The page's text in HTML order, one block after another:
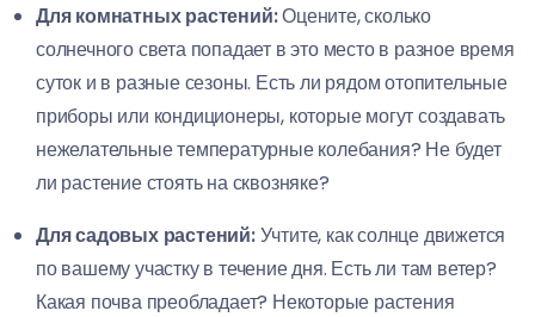
Для комнатных растений:Оцените, сколько
солнечного света попадает в это место в разное время
суток и в разные сезоны. Есть ли рядом отопительные
приборы или кондиционеры, которые могут создавать
нежелательные температурные колебания? Не будет
ли растение стоять на сквозняке?
Для садовых растений:Учтите, как солнце движется
по вашему участку в течение дня. Есть ли там ветер?
Какая почва преобладает? Некоторые растения